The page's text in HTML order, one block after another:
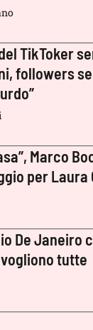
TikToker
followers
Marco
per Laura
De Janeiro
tutte